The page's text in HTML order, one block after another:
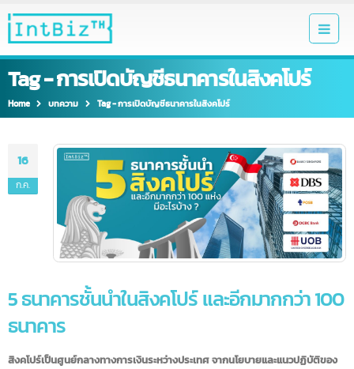
Tag - การเปิดบัญชีธนาคารในสิงคโปร์
Home บทความ Tag -การเปิดบัญชีธนาคารในสิงคโปร์
16
ก.ค.
5 ธนาคารชั้นนำในสิงคโปร์ และอีกมากกว่า
ธนาคาร